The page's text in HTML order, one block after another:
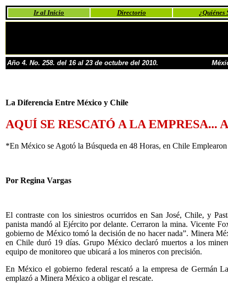
Ir al Inicio Directorio ¿Quiénes
Año 4. No. 258. del 16 al 23 de octubre del 2010.
La Diferencia Entre México y Chile
AQUÍ SE RESCATÓ A LA EMPRESA...
*En México se Agotó la Búsqueda en 48 Horas, en Chile
Por Regina Vargas
El contraste con los siniestros ocurridos en San José, Chile, y
panista mandó al Ejército por delante. Cerraron la mina. Vicente
gobierno de México tomó la decisión de no hacer nada”. Minera
en Chile duró 19 días. Grupo México declaró muertos a los
equipo de monitoreo que ubicará a los mineros con precisión.
En México el gobierno federal rescató a la empresa de Germán
emplazó a Minera México a obligar el rescate.